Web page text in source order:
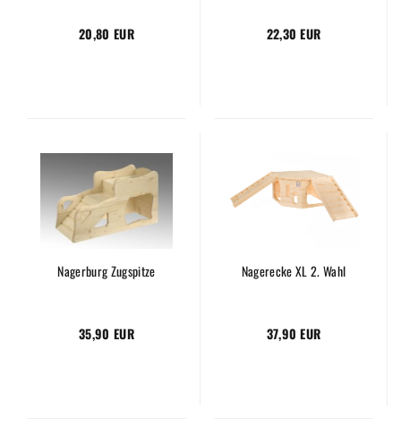
20,80 EUR 22,30 EUR
Nagerburg Zugspitze
35,90 EUR
Nagerecke XL 2. Wahl
37,90 EUR